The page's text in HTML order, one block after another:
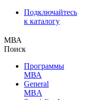
Подключайтесь
к каталогу
МВА
Поиск
Программы
МВА
General
MBA